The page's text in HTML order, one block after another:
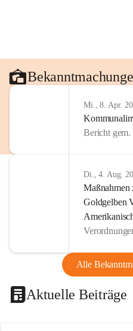
Mi., 8. Apr.
Bericht
Di., 4. Aug.
Maßnahmen
Goldgelben
Alle
Aktuelle Beiträge